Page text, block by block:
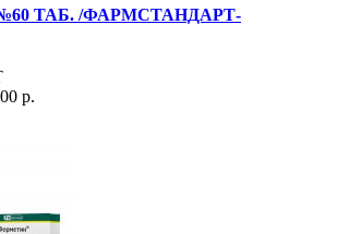
ТАБ. /ФАРМСТАНДАРТ-
р.